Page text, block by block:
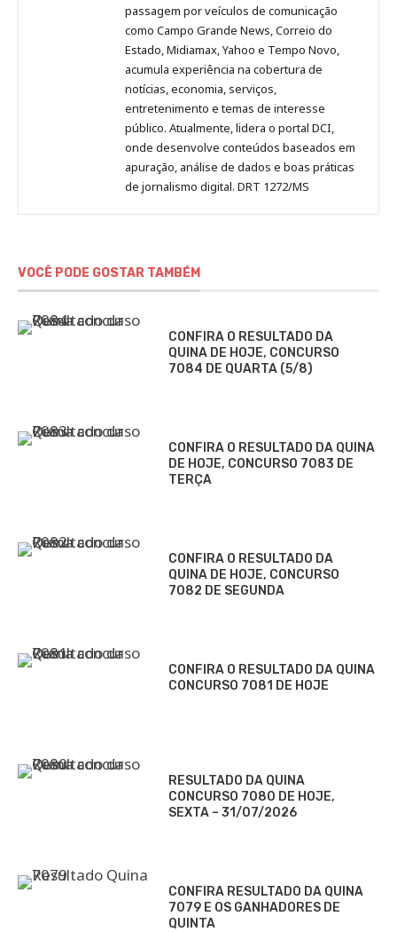
passagem por veículos de comunicação
como Campo Grande News, Correio do
Estado, Midiamax, Yahoo e Tempo Novo,
acumula experiência na cobertura de
notícias, economia, serviços,
entretenimento e temas de interesse
público. Atualmente, lidera o portal DCI,
onde desenvolve conteúdos baseados em
apuração, análise de dados e boas práticas
de jornalismo digital. DRT 1272/MS
VOCÊ PODE GOSTAR TAMBÉM
CONFIRA O RESULTADO DA
QUINA DE HOJE, CONCURSO
7084 DE QUARTA (5/8)
CONFIRA O RESULTADO DA QUINA
DE HOJE, CONCURSO 7083 DE
TERÇA
CONFIRA O RESULTADO DA
QUINA DE HOJE, CONCURSO
7082 DE SEGUNDA
CONFIRA O RESULTADO DA QUINA
CONCURSO 7081 DE HOJE
RESULTADO DA QUINA
CONCURSO 7080 DE HOJE,
SEXTA – 31/07/2026
CONFIRA RESULTADO DA QUINA
7079 E OS GANHADORES DE
QUINTA